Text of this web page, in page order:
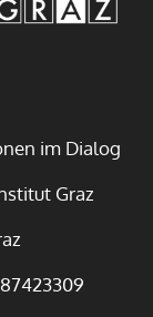
im Dialog
Graz